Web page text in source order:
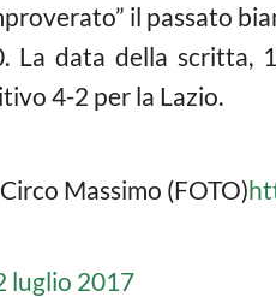
il passato
La data della scritta,
4-2 per la Lazio.
Massimo (FOTO)
luglio 2017